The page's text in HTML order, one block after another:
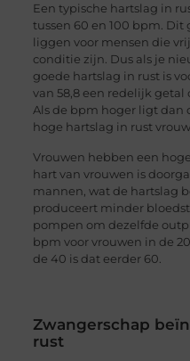
Een typische hartslag in
tussen 60 en 100 bpm.
liggen voor mensen die
conditie zijn. Dus als je
goede hartslag in rust is
van 58,8 een redelijk
Als de bpm hoger ligt dan
hoge hartslag in rust
Vrouwen hebben een
hart van vrouwen is
mannen, wat de hartslag
produceert minder
pompen om dezelfde
bpm voor vrouwen in de
de 40 is dat eerder 60.
Zwangerschap
rust